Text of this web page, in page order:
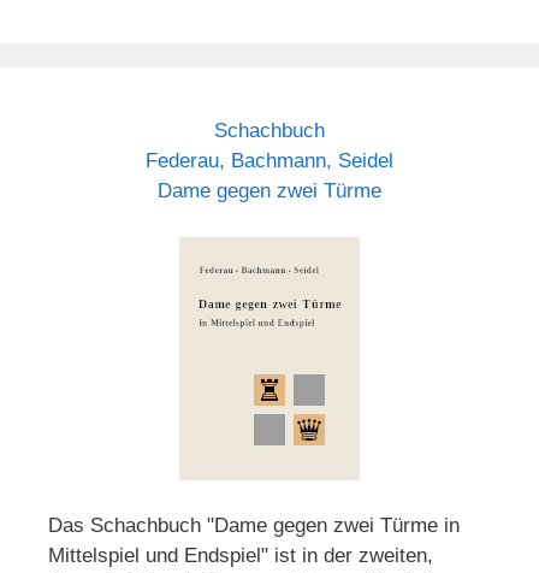
Schachbuch
Federau, Bachmann, Seidel
Dame gegen zwei Türme
Das Schachbuch "Dame gegen zwei Türme in
Mittelspiel und Endspiel" ist in der zweiten,